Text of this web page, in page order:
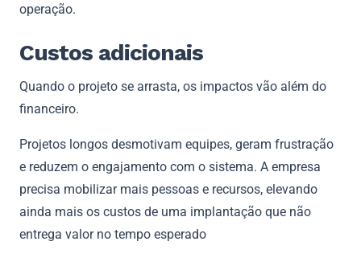
operação.
Custos adicionais
Quando o projeto se arrasta, os impactos vão além do
financeiro.
Projetos longos desmotivam equipes, geram frustração
e reduzem o engajamento com o sistema. A empresa
precisa mobilizar mais pessoas e recursos, elevando
ainda mais os custos de uma implantação que não
entrega valor no tempo esperado